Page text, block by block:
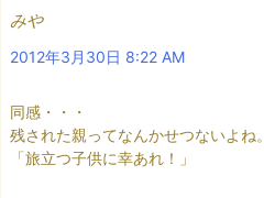
みや
2012年3月30日 8:22 AM
同感・・・
残された親ってなんかせつないよね。
「旅立つ子供に幸あれ！」